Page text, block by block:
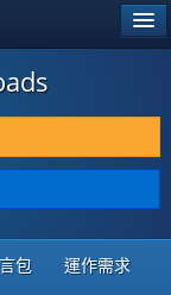
包 運作需求